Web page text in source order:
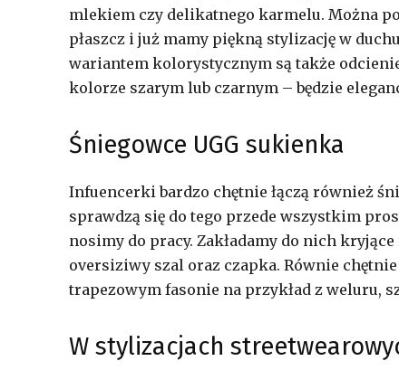
mlekiem czy delikatnego karmelu. Można
płaszcz i już mamy piękną stylizację w
wariantem kolorystycznym są także
kolorze szarym lub czarnym – będzie
Śniegowce UGG sukienka
Infuencerki bardzo chętnie łączą również
sprawdzą się do tego przede wszystkim
nosimy do pracy. Zakładamy do nich
oversiziwy szal oraz czapka. Równie
trapezowym fasonie na przykład z weluru,
W stylizacjach